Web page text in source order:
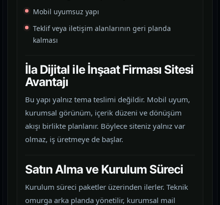
Mobil uyumsuz yapı
Teklif veya iletişim alanlarının geri planda
kalması
İla Dijital ile İnşaat Firması Sitesi
Avantajı
Bu yapı yalnız tema teslimi değildir. Mobil uyum,
kurumsal görünüm, içerik düzeni ve dönüşüm
akışı birlikte planlanır. Böylece siteniz yalnız var
olmaz, iş üretmeye de başlar.
Satın Alma ve Kurulum Süreci
Kurulum süreci paketler üzerinden ilerler. Teknik
omurga arka planda yönetilir, kurumsal mail